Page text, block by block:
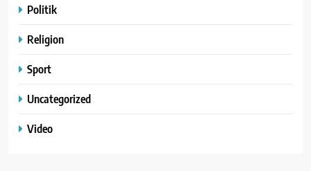
Politik
Religion
Sport
Uncategorized
Video